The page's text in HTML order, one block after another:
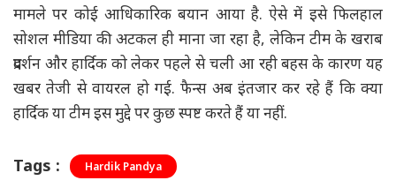
मामले पर कोई आधिकारिक बयान आया है. ऐसे में इसे फिलहाल
सोशल मीडिया की अटकल ही माना जा रहा है, लेकिन टीम के खराब
प्रदर्शन और हार्दिक को लेकर पहले से चली आ रही बहस के कारण यह
खबर तेजी से वायरल हो गई. फैन्स अब इंतजार कर रहे हैं कि क्या
हार्दिक या टीम इस मुद्दे पर कुछ स्पष्ट करते हैं या नहीं.
Tags : Hardik Pandya